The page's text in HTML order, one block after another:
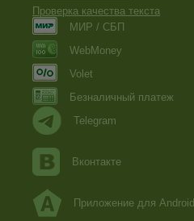
Проверка качества текста
МИР / СБП
WebMoney
Volet
Безналичный платеж
Telegram
Вконтакте
Приложение для Android